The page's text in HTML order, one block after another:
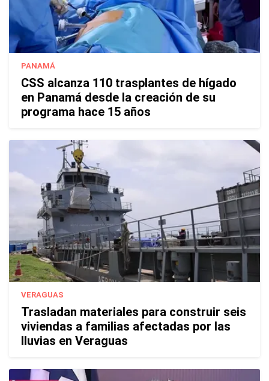
PANAMÁ
CSS alcanza 110 trasplantes de hígado
en Panamá desde la creación de su
programa hace 15 años
VERAGUAS
Trasladan materiales para construir seis
viviendas a familias afectadas por las
lluvias en Veraguas